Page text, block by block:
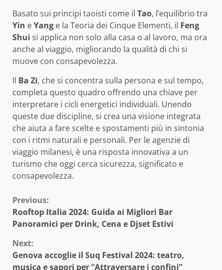
Basato sui principi taoisti come il Tao, l’equilibrio tra
Yin eYang e la Teoria dei Cinque Elementi, il Feng
Shui si applica non solo alla casa o al lavoro, ma ora
anche al viaggio, migliorando la qualità di chi si
muove con consapevolezza.
Il Ba Zi, che si concentra sulla persona e sul tempo,
completa questo quadro offrendo una chiave per
interpretare i cicli energetici individuali. Unendo
queste due discipline, si crea una visione integrata
che aiuta a fare scelte e spostamenti più in sintonia
con i ritmi naturali e personali. Per le agenzie di
viaggio milanesi, è una risposta innovativa a un
turismo che oggi cerca sicurezza, significato e
consapevolezza.
Continue
Reading
Previous:
Rooftop Italia 2024: Guida ai Migliori Bar
Panoramici per Drink, Cena e Djset Estivi
Next:
Genova accoglie il Suq Festival 2024: teatro,
musica e sapori per “Attraversare i confini”